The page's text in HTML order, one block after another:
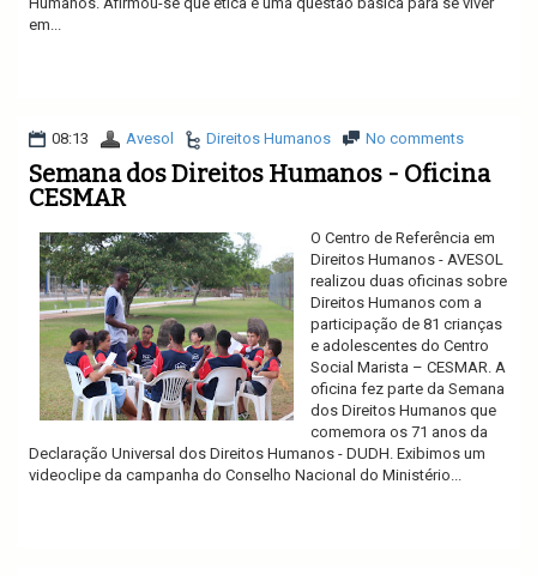
em...
08:13 Avesol Direitos Humanos No comments
Semana dos Direitos Humanos - Oficina
CESMAR
O Centro de Referência em
Direitos Humanos - AVESOL
realizou duas oficinas sobre
Direitos Humanos com a
participação de 81 crianças
e adolescentes do Centro
Social Marista – CESMAR. A
oficina fez parte da Semana
dos Direitos Humanos que
comemora os 71 anos da
Declaração Universal dos Direitos Humanos - DUDH. Exibimos um
videoclipe da campanha do Conselho Nacional do Ministério...